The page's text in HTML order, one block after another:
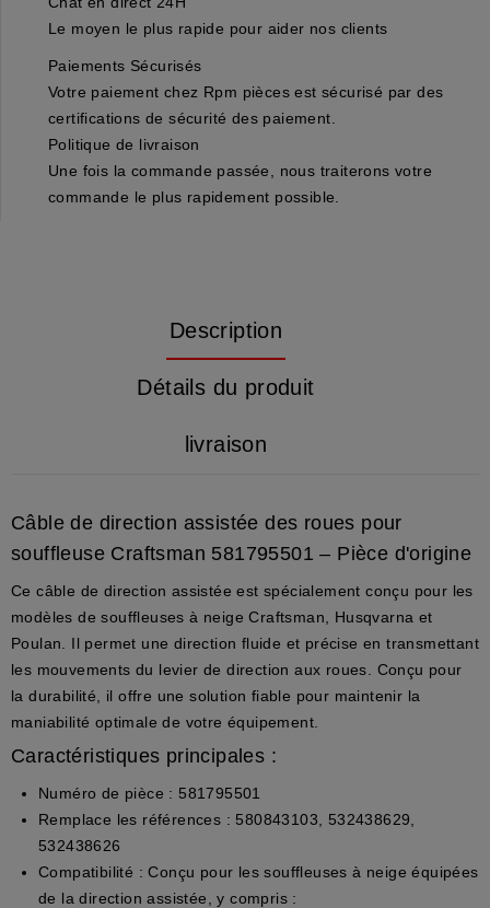
Le moyen le plus rapide pour aider nos clients
Paiements Sécurisés
Votre paiement chez Rpm pièces est sécurisé par des
certifications de sécurité des paiement.
Politique de livraison
Une fois la commande passée, nous traiterons votre
commande le plus rapidement possible.
Description
Détails du produit
livraison
Câble de direction assistée des roues pour
souffleuse Craftsman 581795501 – Pièce d'origine
Ce câble de direction assistée est spécialement conçu pour les
modèles de souffleuses à neige Craftsman, Husqvarna et
Poulan. Il permet une direction fluide et précise en transmettant
les mouvements du levier de direction aux roues. Conçu pour
la durabilité, il offre une solution fiable pour maintenir la
maniabilité optimale de votre équipement.
Caractéristiques principales :
Numéro de pièce : 581795501
Remplace les références : 580843103, 532438629,
532438626
Compatibilité : Conçu pour les souffleuses à neige équipées
de la direction assistée, y compris :